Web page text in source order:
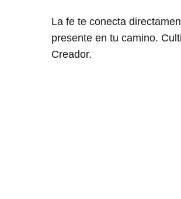
La fe te conecta
presente en tu camino.
Creador.